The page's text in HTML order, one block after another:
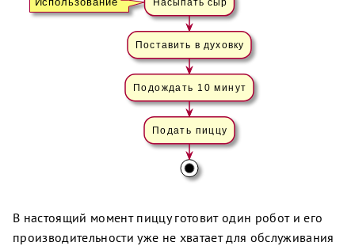
В настоящий момент пиццу готовит один робот и его
производительности уже не хватает для обслуживания